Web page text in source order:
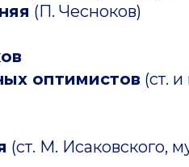
(П. Чесноков)
оптимистов (ст.
(ст. М. Исаковского,